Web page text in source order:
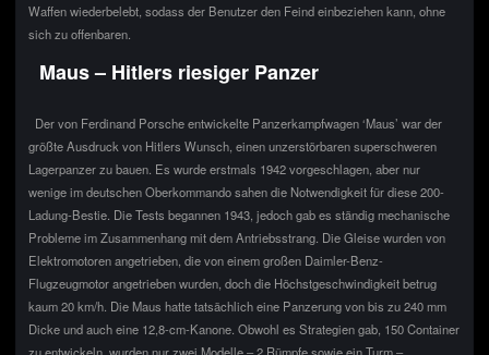
Waffen wiederbelebt, sodass der Benutzer den Feind einbeziehen kann, ohne
sich zu offenbaren.
Maus – Hitlers riesiger Panzer
Der von Ferdinand Porsche entwickelte Panzerkampfwagen ‘Maus’ war der
größte Ausdruck von Hitlers Wunsch, einen unzerstörbaren superschweren
Lagerpanzer zu bauen. Es wurde erstmals 1942 vorgeschlagen, aber nur
wenige im deutschen Oberkommando sahen die Notwendigkeit für diese 200-
Ladung-Bestie. Die Tests begannen 1943, jedoch gab es ständig mechanische
Probleme im Zusammenhang mit dem Antriebsstrang. Die Gleise wurden von
Elektromotoren angetrieben, die von einem großen Daimler-Benz-
Flugzeugmotor angetrieben wurden, doch die Höchstgeschwindigkeit betrug
kaum 20 km/h. Die Maus hatte tatsächlich eine Panzerung von bis zu 240 mm
Dicke und auch eine 12,8-cm-Kanone. Obwohl es Strategien gab, 150 Container
zu entwickeln, wurden nur zwei Modelle – 2 Rümpfe sowie ein Turm –